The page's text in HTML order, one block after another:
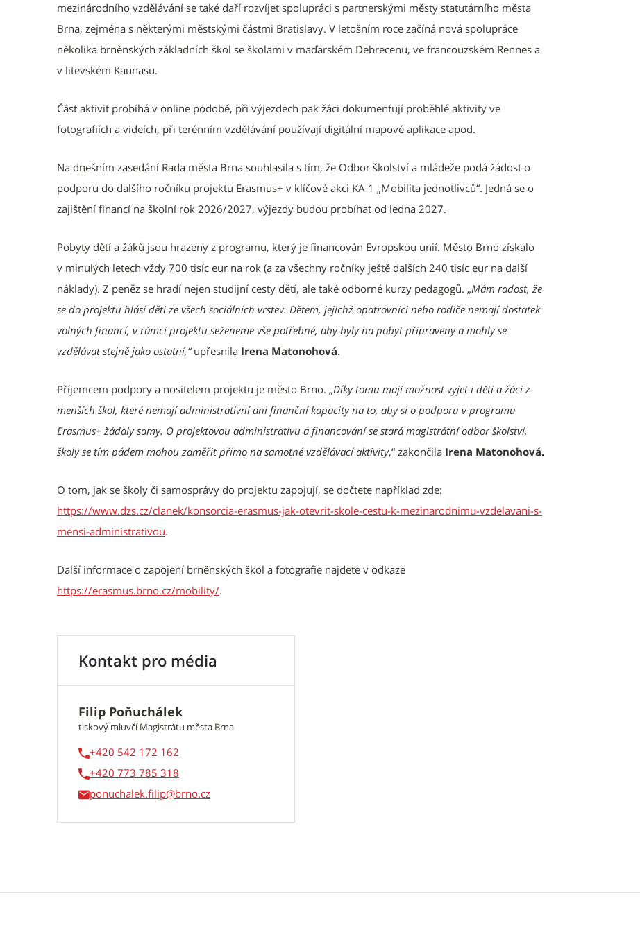
mezinárodního vzdělávání se také daří rozvíjet spolupráci s partnerskými městy statutárního města
Brna, zejména s některými městskými částmi Bratislavy. V letošním roce začíná nová spolupráce
několika brněnských základních škol se školami v maďarském Debrecenu, ve francouzském Rennes a
v litevském Kaunasu.
Část aktivit probíhá v online podobě, při výjezdech pak žáci dokumentují proběhlé aktivity ve
fotografiích a videích, při terénním vzdělávání používají digitální mapové aplikace apod.
Na dnešním zasedání Rada města Brna souhlasila s tím, že Odbor školství a mládeže podá žádost o
podporu do dalšího ročníku projektu Erasmus+ v klíčové akci KA 1 „Mobilita jednotlivců“. Jedná se o
zajištění financí na školní rok 2026/2027, výjezdy budou probíhat od ledna 2027.
Pobyty dětí a žáků jsou hrazeny z programu, který je financován Evropskou unií. Město Brno získalo
v minulých letech vždy 700 tisíc eur na rok (a za všechny ročníky ještě dalších 240 tisíc eur na další
náklady). Z peněz se hradí nejen studijní cesty dětí, ale také odborné kurzy pedagogů. „Mám radost, že
se do projektu hlásí děti ze všech sociálních vrstev. Dětem, jejichž opatrovníci nebo rodiče nemají dostatek
volných financí, v rámci projektu seženeme vše potřebné, aby byly na pobyt připraveny a mohly se
vzdělávat stejně jako ostatní,“upřesnila Irena Matonohová.
Příjemcem podpory a nositelem projektu je město Brno. „Díky tomu mají možnost vyjet i děti a žáci z
menších škol, které nemají administrativní ani finanční kapacity na to, aby si o podporu v programu
Erasmus+ žádaly samy. O projektovou administrativu a financování se stará magistrátní odbor školství,
školy se tím pádem mohou zaměřit přímo na samotné vzdělávací aktivity,“ zakončila Irena Matonohová.
O tom, jak se školy či samosprávy do projektu zapojují, se dočtete například zde:
https://www.dzs.cz/clanek/konsorcia-erasmus-jak-otevrit-skole-cestu-k-mezinarodnimu-vzdelavani-s-
mensi-administrativou.
Další informace o zapojení brněnských škol a fotografie najdete v odkaze
https://erasmus.brno.cz/mobility/.
Kontakt pro média
Filip Poňuchálek
tiskový mluvčí Magistrátu města Brna
+420 542 172 162
+420 773 785 318
ponuchalek.filip